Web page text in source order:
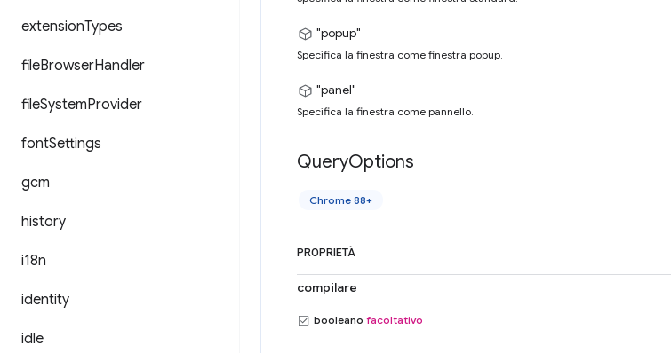
extensionTypes
fileBrowserHandler
fileSystemProvider
fontSettings
gcm
history
i18n
identity
idle
"popup"
Specifica la finestra come finestra popup.
"panel"
Specifica la finestra come pannello.
QueryOptions
Chrome 88+
PROPRIETÀ
compilare
booleano facoltativo